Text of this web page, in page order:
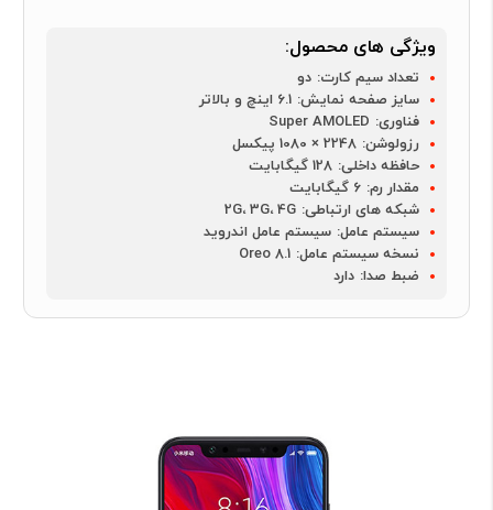
ویژگی های محصول:
تعداد سیم کارت: دو
سایز صفحه نمایش: 6.1 اینچ و بالاتر
فناوری: Super AMOLED
رزولوشن: 2248 × 1080 پیکسل
حافظه داخلی: 128 گیگابایت
مقدار رم: 6 گیگابایت
شبکه های ارتباطی: 2G، 3G، 4G
سیستم عامل: سیستم عامل اندروید
نسخه سیستم عامل: Oreo 8.1
ضبط صدا: دارد